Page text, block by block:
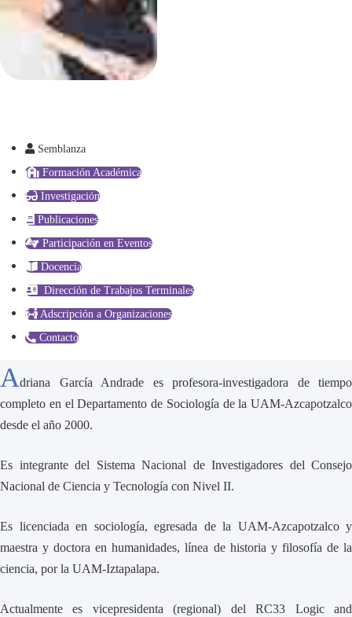
Semblanza
Formación Académica
Investigación
Publicaciones
Participación en Eventos
Docencia
Dirección de Trabajos Terminales
Adscripción a Organizaciones
Contacto
Adriana García Andrade es profesora-investigadora de tiempo
completo en el Departamento de Sociología de la UAM-Azcapotzalco
desde el año 2000.
Es integrante del Sistema Nacional de Investigadores del Consejo
Nacional de Ciencia y Tecnología con Nivel II.
Es licenciada en sociología, egresada de la UAM-Azcapotzalco y
maestra y doctora en humanidades, línea de historia y filosofía de la
ciencia, por la UAM-Iztapalapa.
Actualmente es vicepresidenta (regional) del RC33 Logic and